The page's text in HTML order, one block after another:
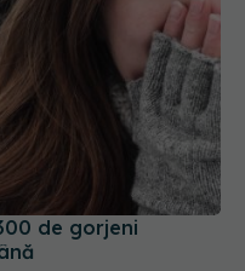
de gorjeni